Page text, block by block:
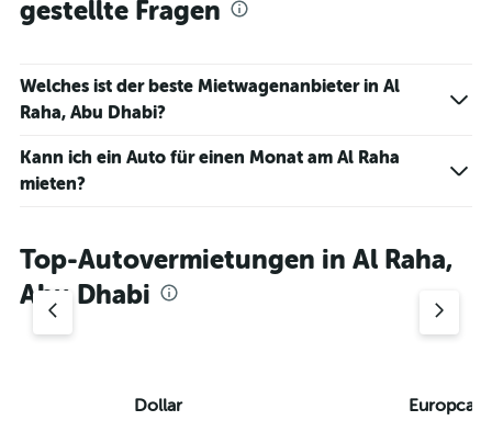
gestellte Fragen
Welches ist der beste Mietwagenanbieter in Al
Raha, Abu Dhabi?
Kann ich ein Auto für einen Monat am Al Raha
mieten?
Top-Autovermietungen in Al Raha,
Abu Dhabi
Dollar Europcar